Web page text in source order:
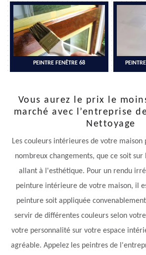
PEINTRE FENÊTRE 68
Vous aurez le prix le
marché avec l’entreprise
Nettoyage
Les couleurs intérieures de votre
nombreux changements, que ce soit
allant à l'esthétique. Pour un rendu
peinture intérieure de votre maison, il
peinture soit appliquée
servir de différentes couleurs selon
votre personnalité sur votre espace
agréable. Appelez les peintres de